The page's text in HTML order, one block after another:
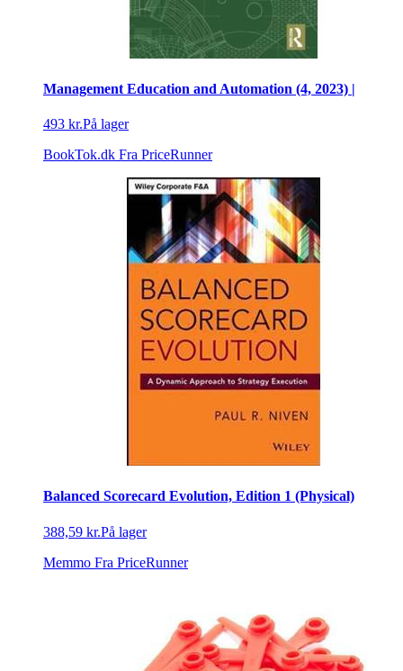
Management Education and Automation (4, 2023) |
493 kr.På lager
BookTok.dk Fra PriceRunner
Balanced Scorecard Evolution, Edition 1 (Physical)
388,59 kr.På lager
Memmo Fra PriceRunner